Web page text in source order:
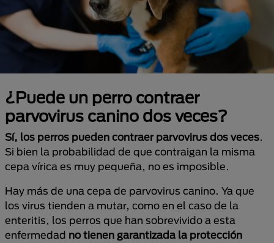
¿Puede un perro contraer
parvovirus canino dos veces?
Sí, los perros pueden contraer parvovirus dos veces.
Si bien la probabilidad de que contraigan la misma
cepa vírica es muy pequeña, no es imposible.
Hay más de una cepa de parvovirus canino. Ya que
los virus tienden a mutar, como en el caso de la
enteritis, los perros que han sobrevivido a esta
enfermedad no tienen garantizada la protección